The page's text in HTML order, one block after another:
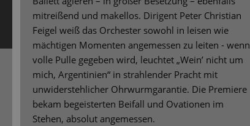
mitreißend und makellos. Dirigent Peter Christian
Feigel weiß das Orchester sowohl in leisen wie
mächtigen Momenten angemessen zu leiten - wenn
volle Pulle gegeben wird, leuchtet „Wein’ nicht um
mich, Argentinien“ in strahlender Pracht mit
unwiderstehlicher Ohrwurmgarantie. Die Premiere
bekam begeisterten Beifall und Ovationen im
Stehen, absolut angemessen.